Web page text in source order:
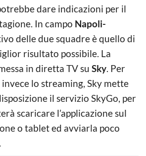
dare indicazioni per il
In campo Napoli-
delle due squadre è quello di
risultato possibile. La
in diretta TV su Sky. Per
lo streaming, Sky mette
il servizio SkyGo, per
scaricare l’applicazione sul
o tablet ed avviarla poco